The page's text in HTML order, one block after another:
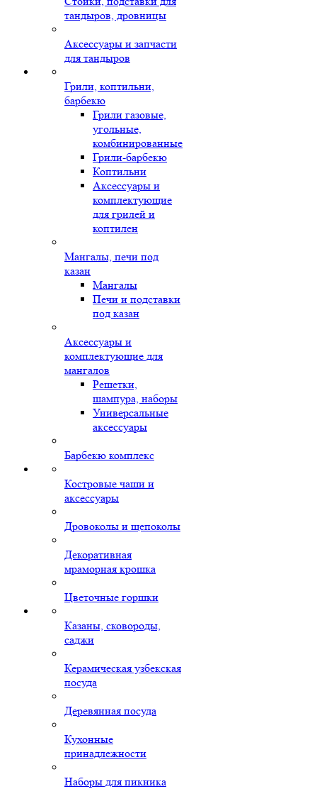
тандыров, дровницы
Аксессуары и запчасти
для тандыров
Грили, коптильни,
барбекю
Грили газовые,
угольные,
комбинированные
Грили-барбекю
Коптильни
Аксессуары и
комплектующие
для грилей и
коптилен
Мангалы, печи под
казан
Мангалы
Печи и подставки
под казан
Аксессуары и
комплектующие для
мангалов
Решетки,
шампура, наборы
Универсальные
аксессуары
Барбекю комплекс
Костровые чаши и
аксессуары
Дровоколы и щепоколы
Декоративная
мраморная крошка
Цветочные горшки
Казаны, сковороды,
саджи
Керамическая узбекская
посуда
Деревянная посуда
Кухонные
принадлежности
Наборы для пикника